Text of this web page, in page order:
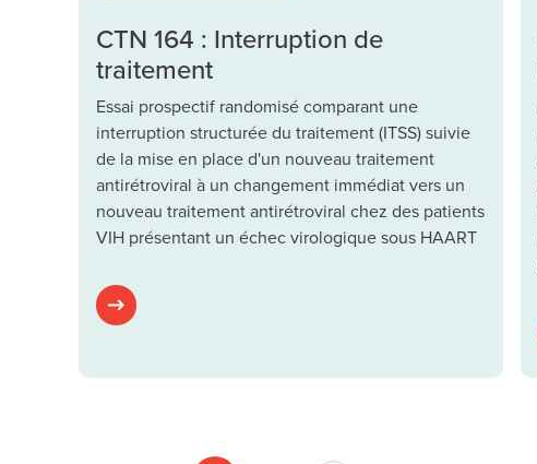
CTN 164 : Interruption de
traitement
Essai prospectif randomisé comparant une
interruption structurée du traitement (ITSS) suivie
de la mise en place d'un nouveau traitement
antirétroviral à un changement immédiat vers un
nouveau traitement antirétroviral chez des patients
VIH présentant un échec virologique sous HAART